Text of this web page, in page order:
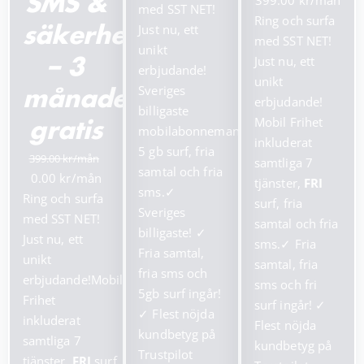
SMS &
säkerhetstjänster
– 3
månader
gratis
399.00
Det
ursprungliga
priset
var:
399.00 kr.
0.00
nuvarande
0.00 kr.
Ring och surfa
med SST NET!
Just nu, ett
unikt
erbjudande!Mobil
Frihet
inkluderat
samtliga 7
priset
var:
199.00 kr.
99.00 kr.
med SST NET!
Just nu, ett
unikt
erbjudande!
Sveriges
billigaste
mobilabonnemang!
5 gb surf, fria
samtal och fria
sms. ✓
Sveriges
billigaste!
✓
Fria samtal,
fria sms och
5gb surf ingår!
✓ Flest nöjda
kundbetyg på
Trustpilot
ursprungliga
priset
var:
799.00 kr.
Ring och surfa
med SST NET!
Just nu, ett
unikt
erbjudande!
Mobil Frihet
inkluderat
samtliga 7
tjänster, FRI
surf, fria
samtal och fria
sms. ✓ Fria
samtal, fria
sms och fri
surf ingår! ✓
Flest nöjda
kundbetyg på